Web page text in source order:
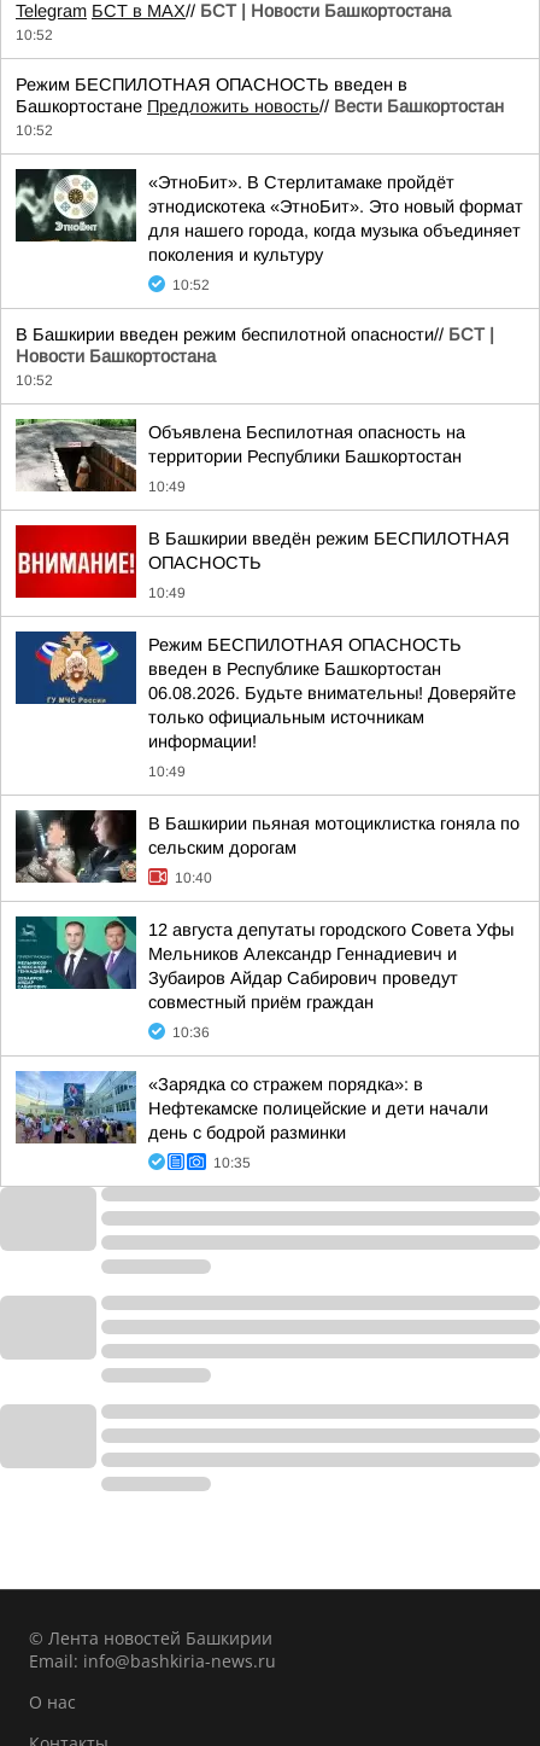
Telegram БСТ в МАХ// БСТ | Новости Башкортостана
10:52
Режим БЕСПИЛОТНАЯ ОПАСНОСТЬ введен в
Башкортостане Предложить новость// Вести Башкортостан
10:52
«ЭтноБит». В Стерлитамаке пройдёт
этнодискотека «ЭтноБит». Это новый формат
для нашего города, когда музыка объединяет
поколения и культуру
10:52
В Башкирии введен режим беспилотной опасности// БСТ |
Новости Башкортостана
10:52
Объявлена Беспилотная опасность на
территории Республики Башкортостан
10:49
В Башкирии введён режим БЕСПИЛОТНАЯ
ОПАСНОСТЬ
10:49
Режим БЕСПИЛОТНАЯ ОПАСНОСТЬ
введен в Республике Башкортостан
06.08.2026. Будьте внимательны! Доверяйте
только официальным источникам
информации!
10:49
В Башкирии пьяная мотоциклистка гоняла по
сельским дорогам
10:40
12 августа депутаты городского Совета Уфы
Мельников Александр Геннадиевич и
Зубаиров Айдар Сабирович проведут
совместный приём граждан
10:36
«Зарядка со стражем порядка»: в
Нефтекамске полицейские и дети начали
день с бодрой разминки
10:35
© Лента новостей Башкирии
Email: info@bashkiria-news.ru
О нас